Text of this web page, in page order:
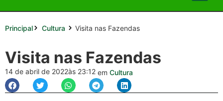
Principal Cultura Visita nas Fazendas
Visita nas Fazendas
14 de abril de 2022às 23:12 em Cultura